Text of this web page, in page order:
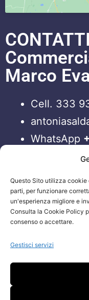
Questo Sito utilizza
parti, per funzionare
un'esperienza migliore e
Consulta la Cookie Policy
consenso o accettare.
Gestisci servizi
CONTATTI
Marco
Cell. 333
WhatsApp
ORARI
Lun-Ven
Siamo sempre
Non esiti a
sopraelencati via
Attenzione: Si